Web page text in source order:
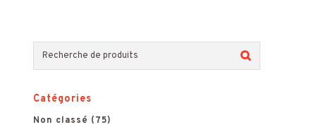
c
Catégories
Non classé (75)